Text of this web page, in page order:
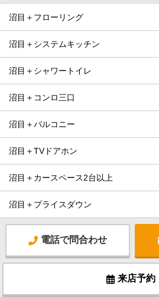
沼目＋フローリング
沼目＋システムキッチン
沼目＋シャワートイレ
沼目＋コンロ三口
沼目＋バルコニー
沼目＋TVドアホン
沼目＋カースペース2台以上
沼目＋プライスダウン
電話で問合わせ
来店予約